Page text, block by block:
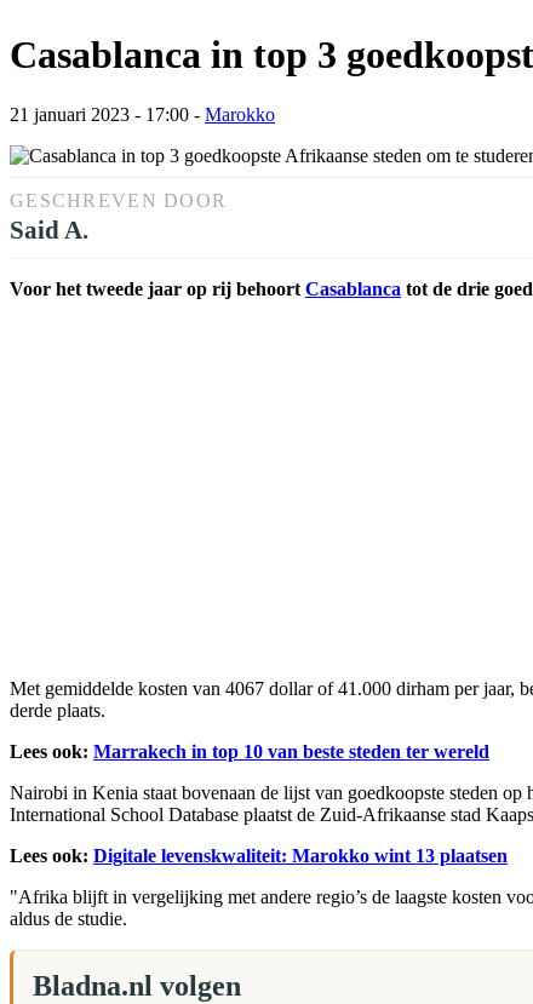
Casablanca in top 3
21 januari 2023 - 17:00 - Marokko
GESCHREVEN DOOR
Said A.
Voor het tweede jaar op rij behoort Casablanca tot de drie
Met gemiddelde kosten van 4067 dollar of 41.000 dirham per jaar,
derde plaats.
Lees ook: Marrakech in top 10 van beste steden ter wereld
Nairobi in Kenia staat bovenaan de lijst van goedkoopste steden
International School Database plaatst de Zuid-Afrikaanse stad
Lees ook: Digitale levenskwaliteit: Marokko wint 13 plaatsen
"Afrika blijft in vergelijking met andere regio’s de laagste kosten
aldus de studie.
Bladna.nl volgen